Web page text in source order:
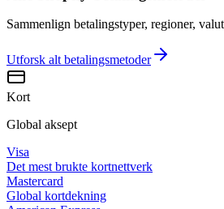
Sammenlign betalingstyper, regioner,
Utforsk alt betalingsmetoder
Kort
Global aksept
Visa
Det mest brukte kortnettverk
Mastercard
Global kortdekning